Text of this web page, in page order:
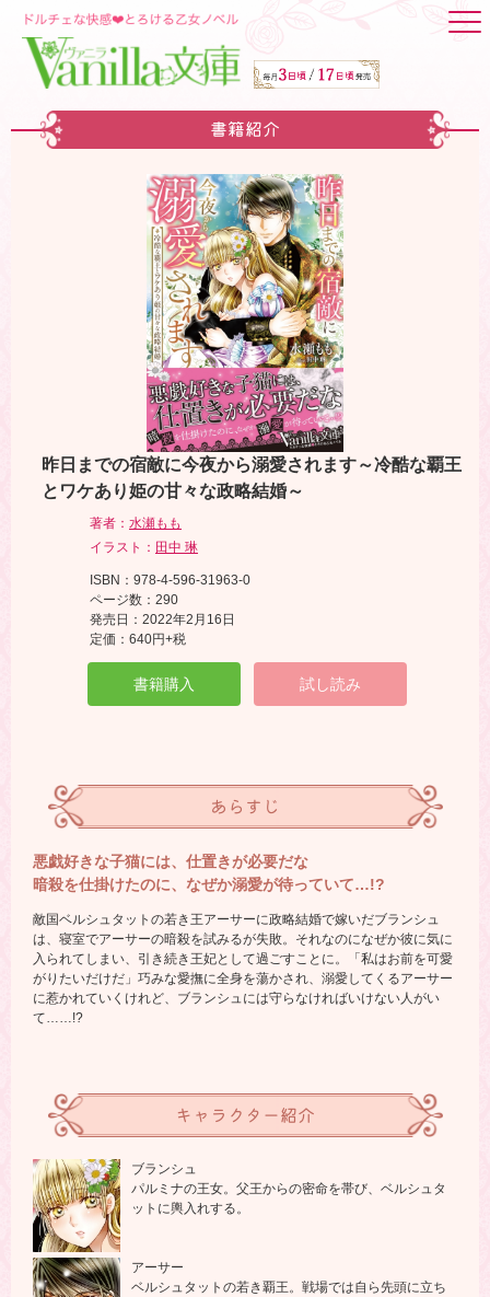
書籍紹介
昨日までの宿敵に今夜から溺愛されます～冷酷な覇王
とワケあり姫の甘々な政略結婚～
著者： 水瀬もも
イラスト： 田中 琳
ISBN：978-4-596-31963-0
ページ数：290
発売日：2022年2月16日
定価：640円+税
書籍購入 試し読み
あらすじ
悪戯好きな子猫には、仕置きが必要だな
暗殺を仕掛けたのに、なぜか溺愛が待っていて…!?
敵国ベルシュタットの若き王アーサーに政略結婚で嫁いだブランシュ
は、寝室でアーサーの暗殺を試みるが失敗。それなのになぜか彼に気に
入られてしまい、引き続き王妃として過ごすことに。「私はお前を可愛
がりたいだけだ」巧みな愛撫に全身を蕩かされ、溺愛してくるアーサー
に惹かれていくけれど、ブランシュには守らなければいけない人がい
て……!?
キャラクター紹介
ブランシュ
パルミナの王女。父王からの密命を帯び、ベルシュタ
ットに輿入れする。
アーサー
ベルシュタットの若き覇王。戦場では自ら先頭に立ち